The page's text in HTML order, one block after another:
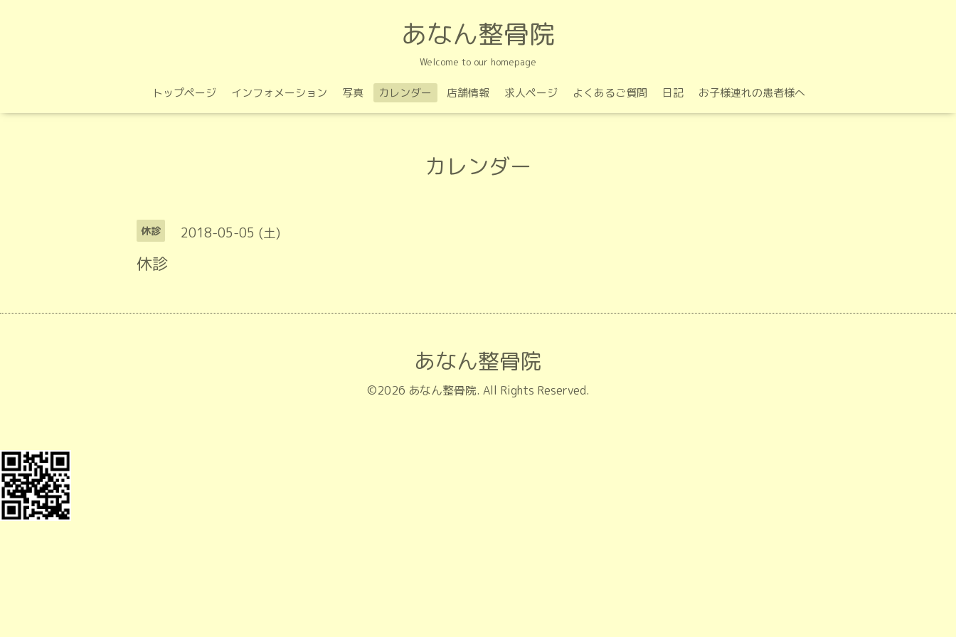
あなん整骨院
Welcome to our homepage
トップページ インフォメーション 写真 カレンダー 店舗情報 求人ページ よくあるご質問 日記 お子様連れの患者様へ
カレンダー
休診 2018-05-05 (土)
休診
あなん整骨院
©2026 あなん整骨院. All Rights Reserved.